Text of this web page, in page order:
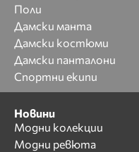
Поли
Дамски манта
Дамски костюми
Дамски панталони
Спортни екипи
Новини
Модни колекции
Модни ревюта